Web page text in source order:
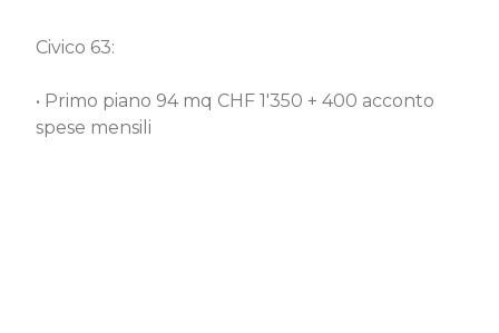
Civico 63:
• Primo piano 94 mq CHF 1'350 + 400 acconto
spese mensili